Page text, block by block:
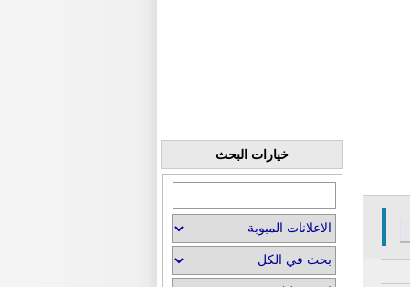
خيارات البحث